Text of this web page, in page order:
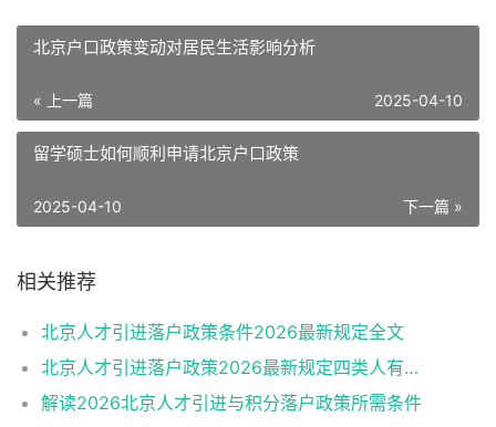
北京户口政策变动对居民生活影响分析
« 上一篇 2025-04-10
留学硕士如何顺利申请北京户口政策
下一篇 »
2025-04-10
相关推荐
北京人才引进落户政策条件2026最新规定全文
北京人才引进落户政策2026最新规定四类人有资格
解读2026北京人才引进与积分落户政策所需条件